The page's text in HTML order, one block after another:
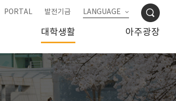
PORTAL 발전기금 LANGUAGE
대학생활 아주광장